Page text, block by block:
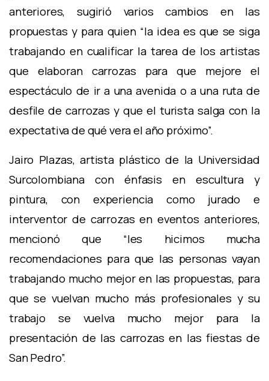
anteriores, sugirió varios cambios en las
propuestas y para quien “la idea es que se siga
trabajando en cualificar la tarea de los artistas
que elaboran carrozas para que mejore el
espectáculo de ir a una avenida o a una ruta de
desfile de carrozas y que el turista salga con la
expectativa de qué vera el año próximo”.
Jairo Plazas, artista plástico de la Universidad
Surcolombiana con énfasis en escultura y
pintura, con experiencia como jurado e
interventor de carrozas en eventos anteriores,
mencionó que “les hicimos mucha
recomendaciones para que las personas vayan
trabajando mucho mejor en las propuestas, para
que se vuelvan mucho más profesionales y su
trabajo se vuelva mucho mejor para la
presentación de las carrozas en las fiestas de
San Pedro”.